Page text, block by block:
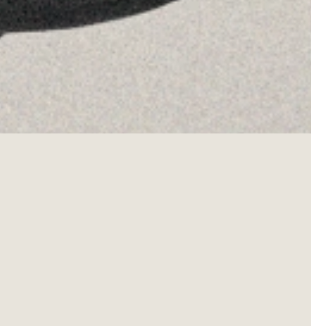
Copyrights © 2026 AVÍS LEGAL
POLÍTICA DE COOKIES POLÍTICA DE PRIVACITAT